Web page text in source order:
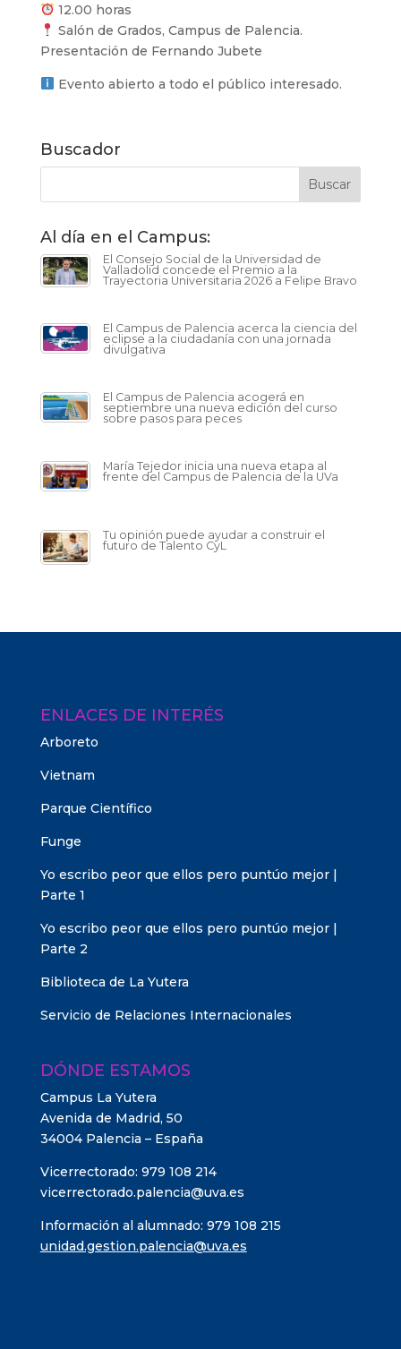
12.00 horas
Salón de Grados, Campus de Palencia.
Presentación de Fernando Jubete
Evento abierto a todo el público interesado.
Buscador
Al día en el Campus:
El Consejo Social de la Universidad de
Valladolid concede el Premio a la
Trayectoria Universitaria 2026 a Felipe Bravo
El Campus de Palencia acerca la ciencia del
eclipse a la ciudadanía con una jornada
divulgativa
El Campus de Palencia acogerá en
septiembre una nueva edición del curso
sobre pasos para peces
María Tejedor inicia una nueva etapa al
frente del Campus de Palencia de la UVa
Tu opinión puede ayudar a construir el
futuro de Talento CyL
ENLACES DE INTERÉS
Arboreto
Vietnam
Parque Científico
Funge
Yo escribo peor que ellos pero puntúo mejor |
Parte 1
Yo escribo peor que ellos pero puntúo mejor |
Parte 2
Biblioteca de La Yutera
Servicio de Relaciones Internacionales
DÓNDE ESTAMOS
Campus La Yutera
Avenida de Madrid, 50
34004 Palencia – España
Vicerrectorado: 979 108 214
vicerrectorado.palencia@uva.es
Información al alumnado: 979 108 215
unidad.gestion.palencia@uva.es